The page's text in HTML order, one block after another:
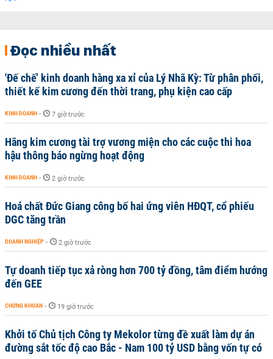
Đọc nhiều nhất
'Đế chế’ kinh doanh hàng xa xỉ của Lý Nhã Kỳ: Từ phân phối,
thiết kế kim cương đến thời trang, phụ kiện cao cấp
KINH DOANH - 7 giờ trước
Hãng kim cương tài trợ vương miện cho các cuộc thi hoa
hậu thông báo ngừng hoạt động
KINH DOANH - 2 giờ trước
Hoá chất Đức Giang công bố hai ứng viên HĐQT, cổ phiếu
DGC tăng trần
DOANH NGHIỆP - 2 giờ trước
Tự doanh tiếp tục xả ròng hơn 700 tỷ đồng, tâm điểm hướng
đến GEE
CHỨNG KHOÁN - 19 giờ trước
Khởi tố Chủ tịch Công ty Mekolor từng đề xuất làm dự án
đường sắt tốc độ cao Bắc - Nam 100 tỷ USD bằng vốn tự có